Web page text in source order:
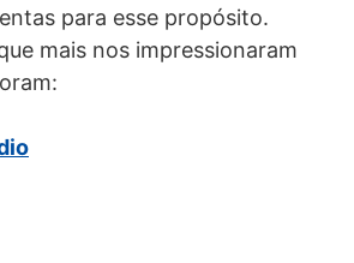
para esse propósito.
mais nos impressionaram